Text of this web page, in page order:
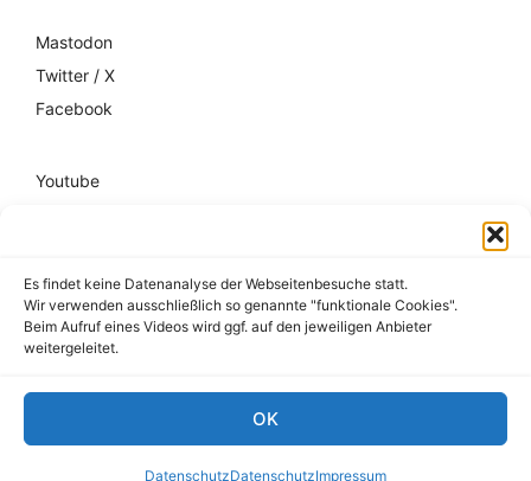
Es findet keine Datenanalyse der Webseitenbesuche statt.
Wir verwenden ausschließlich so genannte "funktionale Cookies".
Beim Aufruf eines Videos wird ggf. auf den jeweiligen Anbieter
weitergeleitet.
OK
DatenschutzDatenschutzImpressum
Mastodon
Twitter / X
Facebook
Youtube
Impressum
Datenschutz
© 2026 register-friedrichshain.de